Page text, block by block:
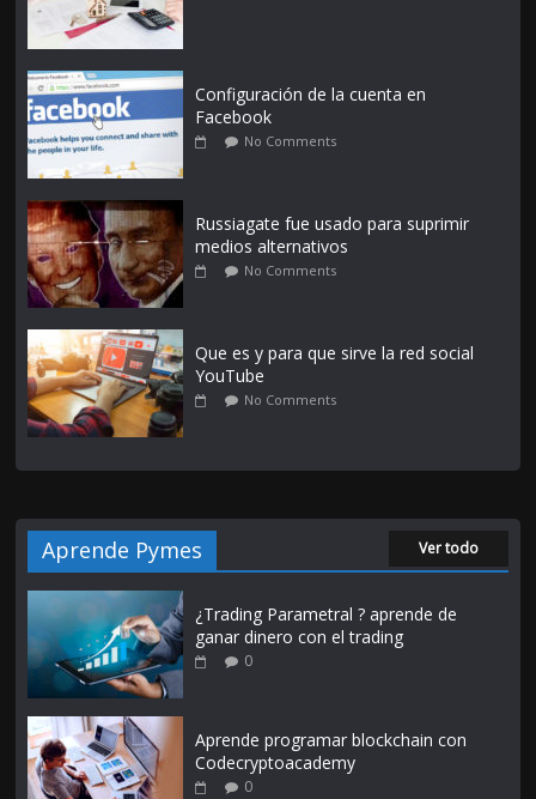
Configuración de la cuenta en
Facebook
No Comments
Russiagate fue usado para suprimir
medios alternativos
No Comments
Que es y para que sirve la red social
YouTube
No Comments
Aprende Pymes Ver todo
¿Trading Parametral ? aprende de
ganar dinero con el trading
0
Aprende programar blockchain con
Codecryptoacademy
0